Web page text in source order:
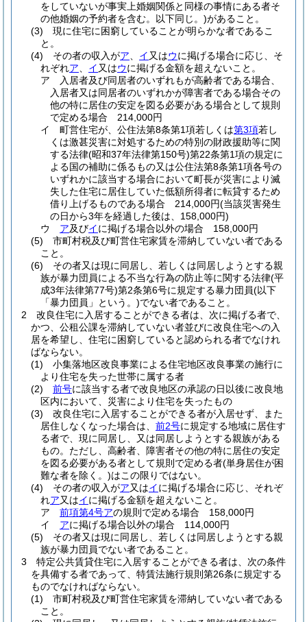
をしていないが事実上婚姻関係と同様の事情にある者そ
の他婚姻の予約者を含む。以下同じ。)があること。
(3)
現に住宅に困窮していることが明らかな者であるこ
と。
(4)
その者の収入がア イ 又はウに掲げる場合に応じ、そ
れぞれア イ 又はウに掲げる金額を超えないこと。
ア
入居者及び同居者のいずれもが高齢者である場合、
入居者又は同居者のいずれかが障害者である場合その
他の特に居住の安定を図る必要がある場合として規則
で定める場合 214,000円
イ
町営住宅が、公住法第8条第1項若しくは第3項若し
くは激甚災害に対処するための特別の財政援助等に関
する法律(昭和37年法律第150号)第22条第1項の規定に
よる国の補助に係るもの又は公住法第8条第1項各号の
いずれかに該当する場合において町長が災害により滅
失した住宅に居住していた低額所得者に転貸するため
借り上げるものである場合 214,000円(当該災害発生
の日から3年を経過した後は、158,000円)
ウ
ア及びイに掲げる場合以外の場合 158,000円
(5)
市町村税及び町営住宅家賃を滞納していない者である
こと。
(6)
その者又は現に同居し、若しくは同居しようとする親
族が暴力団員による不当な行為の防止等に関する法律(平
成3年法律第77号)第2条第6号に規定する暴力団員(以下
「暴力団員」という。)でない者であること。
2
改良住宅に入居することができる者は、次に掲げる者で、
かつ、公租公課を滞納していない者並びに改良住宅への入
居を希望し、住宅に困窮していると認められる者でなけれ
ばならない。
(1)
小集落地区改良事業による住宅地区改良事業の施行に
より住宅を失った世帯に属する者
(2)
前号に該当する者で改良地区の承認の日以後に改良地
区内において、災害により住宅を失ったもの
(3)
改良住宅に入居することができる者が入居せず、また
居住しなくなった場合は、 前2号に規定する地域に居住す
る者で、現に同居し、又は同居しようとする親族がある
もの。 ただし、高齢者、障害者その他の特に居住の安定
を図る必要がある者として規則で定める者(単身居住が困
難な者を除く。)はこの限りではない。
(4)
その者の収入がア又はイに掲げる場合に応じ、それぞ
れア又はイに掲げる金額を超えないこと。
ア
前項第4号アの規則で定める場合 158,000円
イ
アに掲げる場合以外の場合 114,000円
(5)
その者又は現に同居し、若しくは同居しようとする親
族が暴力団員でない者であること。
3
特定公共賃貸住宅に入居することができる者は、次の条件
を具備する者であって、特賃法施行規則第26条に規定する
ものでなければならない。
(1)
市町村税及び町営住宅家賃を滞納していない者である
こと。